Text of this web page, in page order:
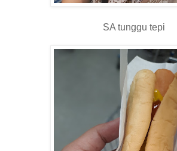
SA tunggu tepi